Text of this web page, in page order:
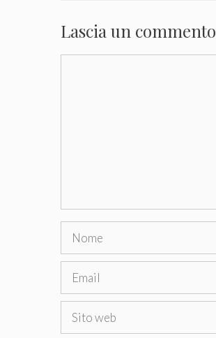
Lascia un commento
Nome
Email
Sito